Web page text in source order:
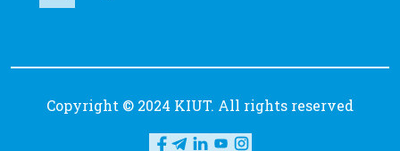
Copyright © 2024 KIUT. All rights reserved